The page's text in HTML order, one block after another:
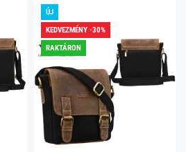
ÚJ
KEDVEZMÉNY -30%
RAKTÁRON